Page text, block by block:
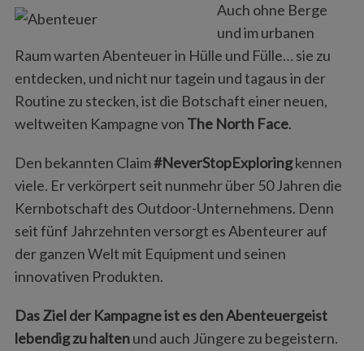
Auch ohne Berge
und im urbanen
Raum warten Abenteuer in Hülle und Fülle… sie zu
entdecken, und nicht nur tagein und tagaus in der
Routine zu stecken, ist die Botschaft einer neuen,
weltweiten Kampagne von The North Face.
Den bekannten Claim#NeverStopExploringkennen
viele. Er verkörpert seit nunmehr über 50 Jahren die
Kernbotschaft des Outdoor-Unternehmens. Denn
seit fünf Jahrzehnten versorgt es Abenteurer auf
der ganzen Welt mit Equipment und seinen
innovativen Produkten.
Das Ziel der Kampagne ist es den Abenteuergeist
lebendig zu haltenund auch Jüngere zu begeistern.